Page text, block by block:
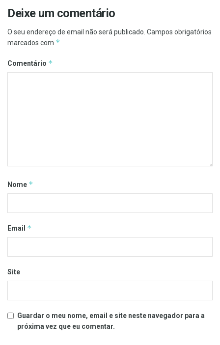
Deixe um comentário
O seu endereço de email não será publicado. Campos obrigatórios
marcados com *
Comentário *
Nome *
Email *
Site
Guardar o meu nome, email e site neste navegador para a
próxima vez que eu comentar.